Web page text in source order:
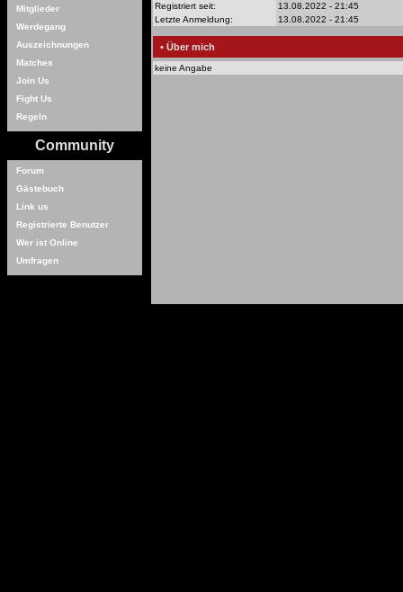
Mitglieder
Werdegang
Auszeichnungen
Matches
Join Us
Fight Us
Regeln
Community
Forum
Gästebuch
Link us
Registrierte Benutzer
Wer ist Online
Umfragen
Registriert seit:
13.08.2022 - 21:45
Letzte Anmeldung:
13.08.2022 - 21:45
• Über mich
keine Angabe